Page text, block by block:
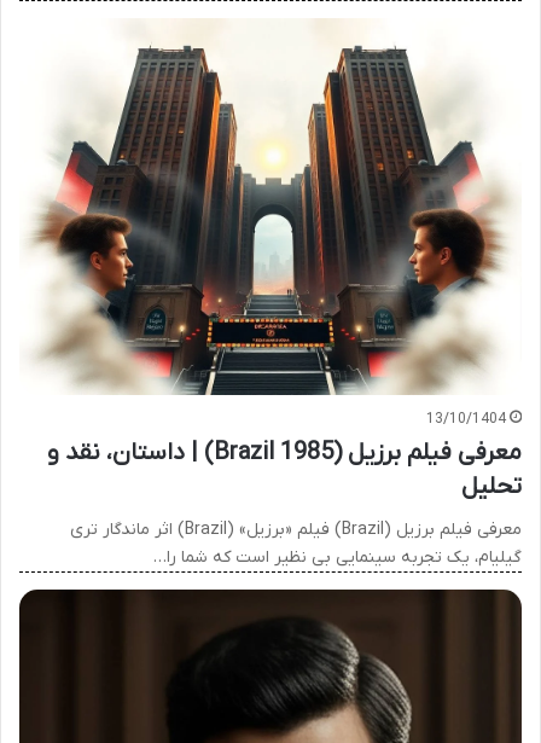
13/10/1404
معرفی فیلم برزیل (Brazil 1985) | داستان، نقد و
تحلیل
معرفی فیلم برزیل (Brazil) فیلم «برزیل» (Brazil) اثر ماندگار تری
گیلیام، یک تجربه سینمایی بی نظیر است که شما را…